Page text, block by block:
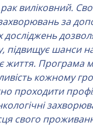
виліковний.
за
досліджень
підвищує шанси
життя. Програма
кожному
проходити
свого